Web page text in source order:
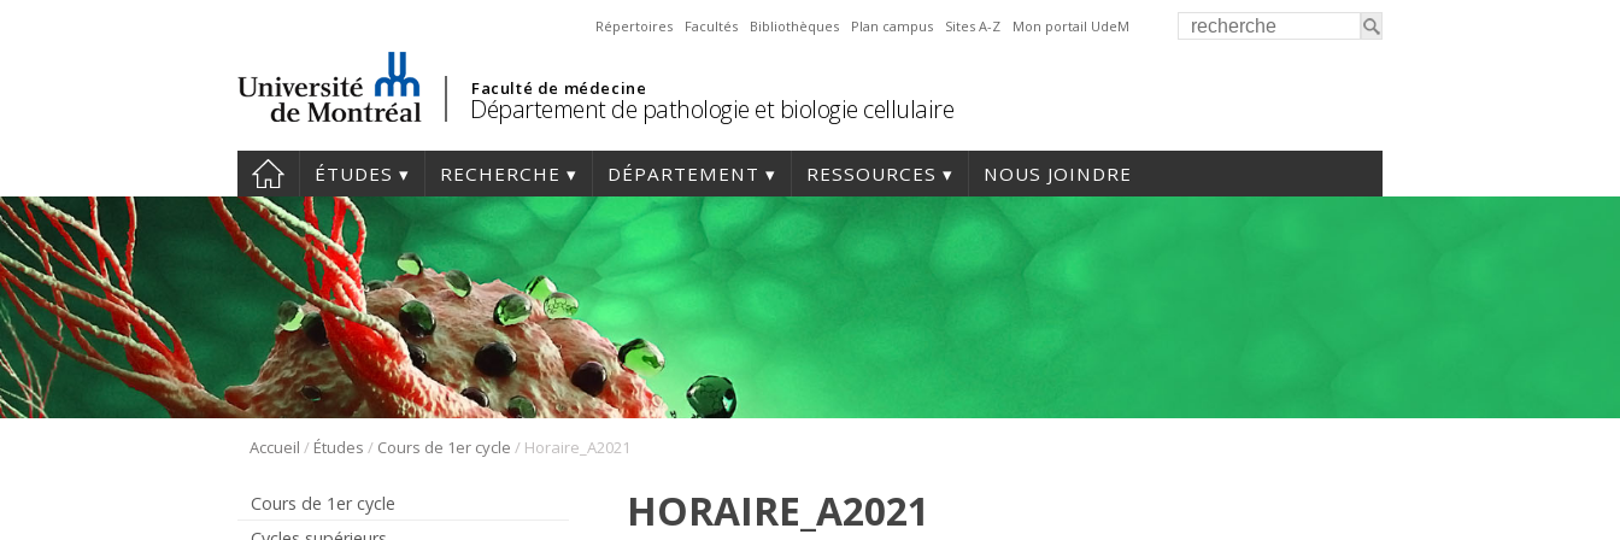
Répertoires Facultés Bibliothèques Plan campus Sites A-Z Mon portail UdeM
Faculté de médecine
Département de pathologie et biologie cellulaire
ÉTUDES RECHERCHE DÉPARTEMENT RESSOURCES NOUS JOINDRE
Accueil / Études / Cours de 1er cycle / Horaire_A2021
Cours de 1er cycle
HORAIRE_A2021